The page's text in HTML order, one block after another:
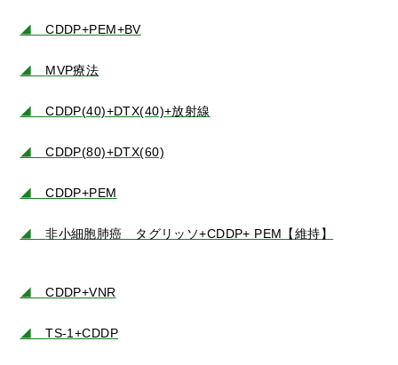
◢CDDP+PEM+BV
◢ MVP療法
◢CDDP(40)+DTX(40)+放射線
◢CDDP(80)+DTX(60)
◢CDDP+PEM
◢非小細胞肺癌 タグリッソ+CDDP+ PEM【維持】
◢CDDP+VNR
◢TS-1+CDDP